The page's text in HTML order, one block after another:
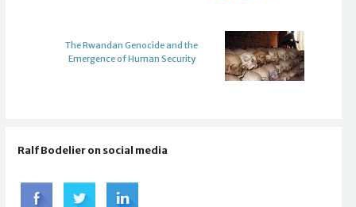
The Rwandan Genocide and the
Emergence of Human Security
Ralf Bodelier on social media